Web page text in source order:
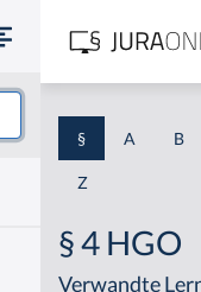
§ A B
Z
§ 4 HGO
Verwandte